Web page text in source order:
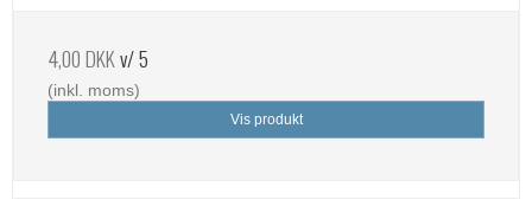
4,00 DKKv/ 5
(inkl. moms)
Vis produkt